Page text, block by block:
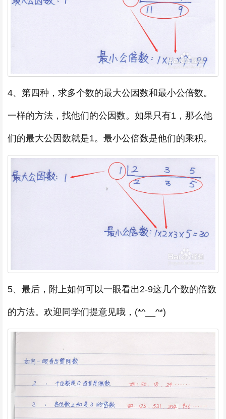
4、第四种，求多个数的最大公因数和最小公倍数。
一样的方法，找他们的公因数。如果只有1，那么他
们的最大公因数就是1。最小公倍数是他们的乘积。
5、最后，附上如何可以一眼看出2-9这几个数的倍数
的方法。欢迎同学们提意见哦，(*^__^*)